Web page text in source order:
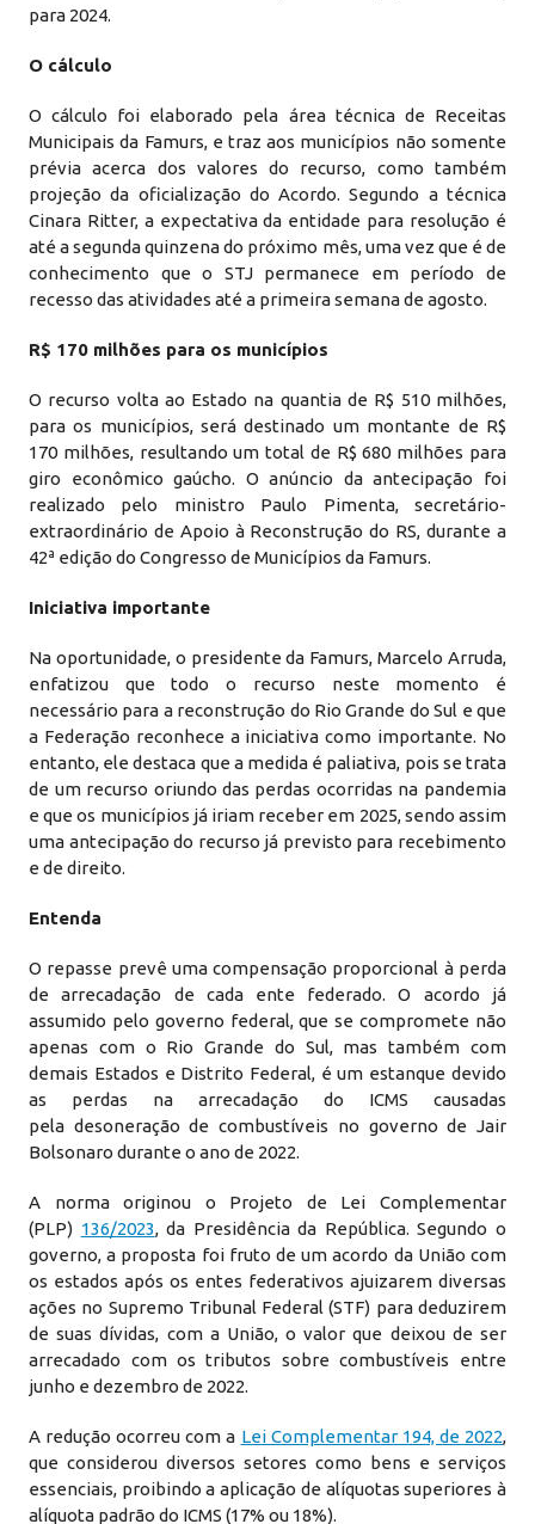
para 2024.
O cálculo
O cálculo foi elaborado pela área técnica de Receitas
Municipais da Famurs, e traz aos municípios não somente
prévia acerca dos valores do recurso, como também
projeção da oficialização do Acordo. Segundo a técnica
Cinara Ritter, a expectativa da entidade para resolução é
até a segunda quinzena do próximo mês, uma vez que é de
conhecimento que o STJ permanece em período de
recesso das atividades até a primeira semana de agosto.
R$ 170 milhões para os municípios
O recurso volta ao Estado na quantia de R$ 510 milhões,
para os municípios, será destinado um montante de R$
170 milhões, resultando um total de R$ 680 milhões para
giro econômico gaúcho. O anúncio da antecipação foi
realizado pelo ministro Paulo Pimenta, secretário-
extraordinário de Apoio à Reconstrução do RS, durante a
42ª edição do Congresso de Municípios da Famurs.
Iniciativa importante
Na oportunidade, o presidente da Famurs, Marcelo Arruda,
enfatizou que todo o recurso neste momento é
necessário para a reconstrução do Rio Grande do Sul e que
a Federação reconhece a iniciativa como importante. No
entanto, ele destaca que a medida é paliativa, pois se trata
de um recurso oriundo das perdas ocorridas na pandemia
e que os municípios já iriam receber em 2025, sendo assim
uma antecipação do recurso já previsto para recebimento
e de direito.
Entenda
O repasse prevê uma compensação proporcional à perda
de arrecadação de cada ente federado. O acordo já
assumido pelo governo federal, que se compromete não
apenas com o Rio Grande do Sul, mas também com
demais Estados e Distrito Federal, é um estanque devido
as perdas na arrecadação do ICMS causadas
pela desoneração de combustíveis no governo de Jair
Bolsonaro durante o ano de 2022.
A norma originou o Projeto de Lei Complementar
(PLP) 136/2023, da Presidência da República. Segundo o
governo, a proposta foi fruto de um acordo da União com
os estados após os entes federativos ajuizarem diversas
ações no Supremo Tribunal Federal (STF) para deduzirem
de suas dívidas, com a União, o valor que deixou de ser
arrecadado com os tributos sobre combustíveis entre
junho e dezembro de 2022.
A redução ocorreu com a Lei Complementar 194, de 2022,
que considerou diversos setores como bens e serviços
essenciais, proibindo a aplicação de alíquotas superiores à
alíquota padrão do ICMS (17% ou 18%).